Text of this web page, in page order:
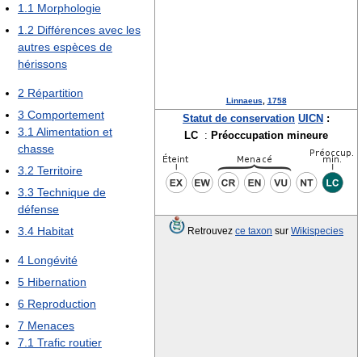
Linnaeus 1758
Statut de conservation UICN :
LC : Préoccupation mineure
Retrouvez ce taxon sur Wikispecies
1.1 Morphologie
1.2 Différences avec les
autres espèces de
hérissons
2 Répartition
3 Comportement
3.1 Alimentation et
chasse
3.2 Territoire
3.3 Technique de
défense
3.4 Habitat
4 Longévité
5 Hibernation
6 Reproduction
7 Menaces
7.1 Trafic routier